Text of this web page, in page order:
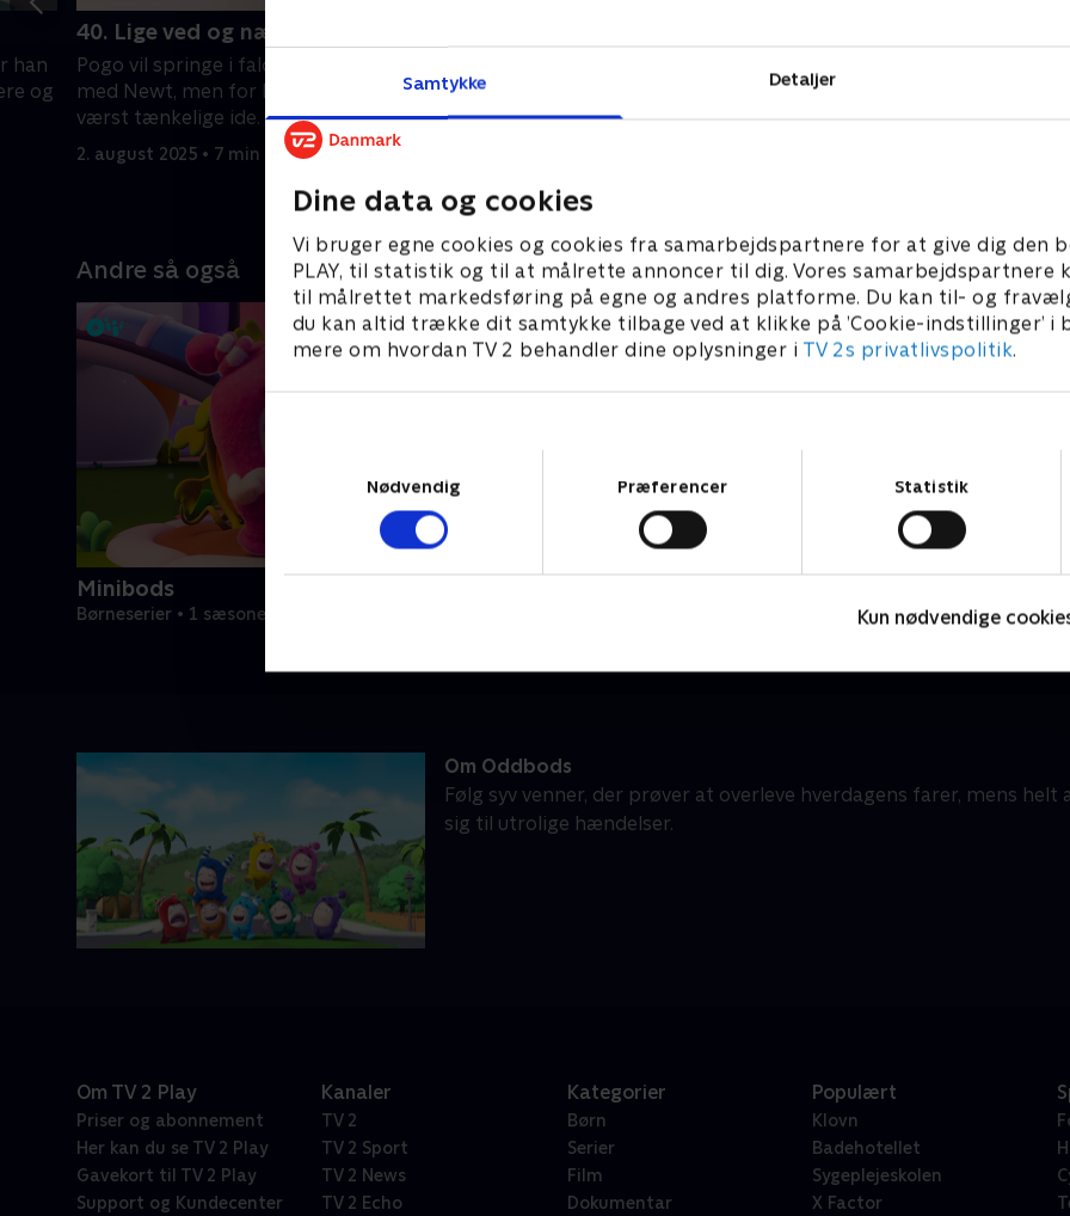
Samtykke Detaljer
Dine data og cookies
Vi bruger egne cookies og cookies fra samarbejdspartnere for at give dig den
PLAY, til statistik og til at målrette annoncer til dig. Vores samarbejdspartnere
til målrettet markedsføring på egne og andres platforme. Du kan til- og
du kan altid trække dit samtykke tilbage ved at klikke på ’Cookie-indstillinger’ i
mere om hvordan TV 2 behandler dine oplysninger i TV 2s privatlivspolitik.
Nødvendig
Præferencer Statistik
Kun nødvendige
han
og
40. Lige ved og næsten
Pogo vil springe i faldskærm sammen
med Newt, men for hende er det den
værst tænkelige ide.
2. august 2025 • 7 min
tankekontrolchips og udvælger Fuse
til sit seneste eksperiment
er et monster løs i Oddsville.
Andre så også
Minibods
Børneserier • 1 sæsoner
Om Oddbods
Følg syv venner, der prøver at overleve hverdagens farer, mens
sig til utrolige hændelser.
Om TV 2 Play
Priser og abonnement
Her kan du se TV 2 Play
Gavekort til TV 2 Play
Support og Kundecenter
Kanaler
TV 2
TV 2 Sport
TV 2 News
TV 2 Echo
Kategorier
Børn
Serier
Film
Dokumentar
Populært
Klovn
Badehotellet
Sygeplejeskolen
X Factor